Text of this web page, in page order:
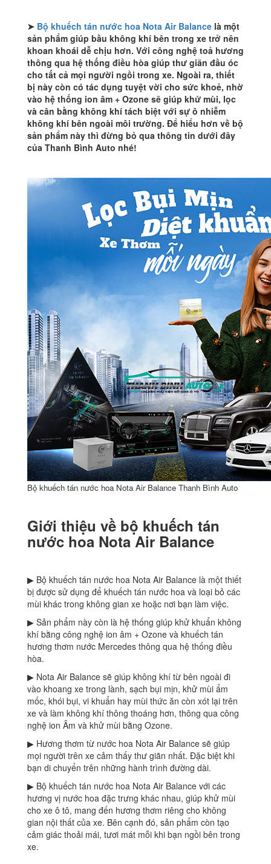
➤ Bộ khuếch tán nước hoa Nota Air Balance là một
sản phẩm giúp bầu không khí bên trong xe trở nên
khoan khoái dễ chịu hơn. Với công nghệ toả hương
thông qua hệ thống điều hòa giúp thư giãn đầu óc
cho tất cả mọi người ngồi trong xe. Ngoài ra, thiết
bị này còn có tác dụng tuyệt vời cho sức khoẻ, nhờ
vào hệ thống ion âm + Ozone sẽ giúp khử mùi, lọc
và cân bằng không khí tách biệt với sự ô nhiễm
không khí bên ngoài môi trường. Để hiểu hơn về bộ
sản phẩm này thì đừng bỏ qua thông tin dưới đây
của Thanh Bình Auto nhé!
Bộ khuếch tán nước hoa Nota Air Balance Thanh Bình Auto
Giới thiệu về bộ khuếch tán
nước hoa Nota Air Balance
▶ Bộ khuếch tán nước hoa Nota Air Balance là một thiết
bị được sử dụng để khuếch tán nước hoa và loại bỏ các
mùi khác trong không gian xe hoặc nơi bạn làm việc.
▶ Sản phẩm này còn là hệ thống giúp khử khuẩn không
khí bằng công nghệ ion âm + Ozone và khuếch tán
hương thơm nước Mercedes thông qua hệ thống điều
hòa.
▶ Nota Air Balance sẽ giúp không khí từ bên ngoài đi
vào khoang xe trong lành, sạch bụi mịn, khử mùi ẩm
mốc, khói bụi, vi khuẩn hay mùi thức ăn còn xót lại trên
xe và làm không khí thông thoáng hơn, thông qua công
nghệ ion Âm và khử mùi bằng Ozone.
▶ Hương thơm từ nước hoa Nota Air Balance sẽ giúp
mọi người trên xe cảm thấy thư giãn nhất. Đặc biệt khi
bạn di chuyển trên những hành trình đường dài.
▶ Bộ khuếch tán nước hoa Nota Air Balance với các
hương vị nước hoa đặc trưng khác nhau, giúp khử mùi
cho xe ô tô, mang đến hương thơm riêng cho không
gian nội thất của xe. Bên cạnh đó, sản phẩm còn tạo
cảm giác thoải mái, tươi mát mỗi khi bạn ngồi bên trong
xe.